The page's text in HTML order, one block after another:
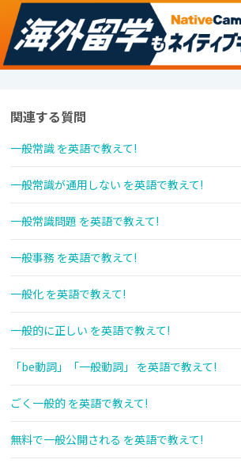
関連する質問
一般常識 を英語で教えて!
一般常識が通用しない を英語で教えて!
一般常識問題 を英語で教えて!
一般事務 を英語で教えて!
一般化 を英語で教えて!
一般的に正しい を英語で教えて!
「be動詞」「一般動詞」 を英語で教えて!
ごく一般的 を英語で教えて!
無料で一般公開される を英語で教えて!